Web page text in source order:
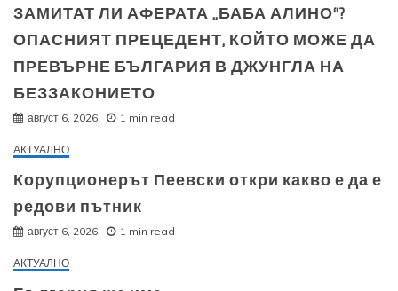
ЗАМИТАТ ЛИ АФЕРАТА „БАБА АЛИНО“?
ОПАСНИЯТ ПРЕЦЕДЕНТ, КОЙТО МОЖЕ ДА
ПРЕВЪРНЕ БЪЛГАРИЯ В ДЖУНГЛА НА
БЕЗЗАКОНИЕТО
август 6, 2026 1 min read
АКТУАЛНО
Корупционерът Пеевски откри какво е да е
редови пътник
август 6, 2026 1 min read
АКТУАЛНО